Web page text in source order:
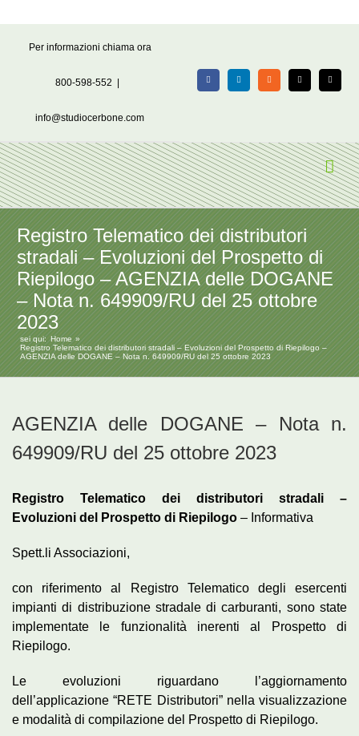
Per informazioni chiama ora
800-598-552
info@studiocerbone.com
FacebookLinkedIn Rss X Email
Registro Telematico dei distributori
stradali – Evoluzioni del Prospetto di
Riepilogo – AGENZIA delle DOGANE
– Nota n. 649909/RU del 25 ottobre
2023
sei qui:
Home
Registro Telematico dei distributori stradali – Evoluzioni del Prospetto di Riepilogo –
AGENZIA delle DOGANE – Nota n. 649909/RU del 25 ottobre 2023
AGENZIA delle DOGANE – Nota n.
649909/RU del 25 ottobre 2023
Registro Telematico dei distributori stradali –
Evoluzioni del Prospetto di Riepilogo – Informativa
Spett.li Associazioni,
con riferimento al Registro Telematico degli esercenti
impianti di distribuzione stradale di carburanti, sono state
implementate le funzionalità inerenti al Prospetto di
Riepilogo.
Le evoluzioni riguardano l’aggiornamento
dell’applicazione “RETE Distributori” nella visualizzazione
e modalità di compilazione del Prospetto di Riepilogo.